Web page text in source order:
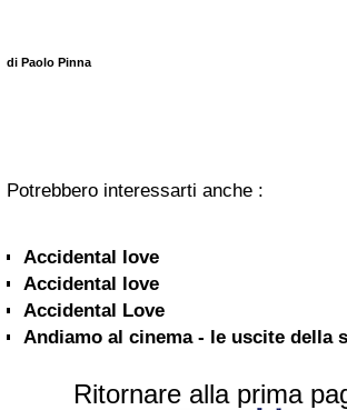
di Paolo Pinna
Potrebbero interessarti anche :
Accidental love
Accidental love
Accidental Love
Andiamo al cinema - le uscite della
Ritornare alla prima